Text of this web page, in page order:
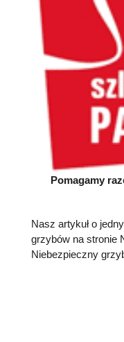
Pomagamy
Nasz artykuł o
grzybów na stronie
Niebezpieczny